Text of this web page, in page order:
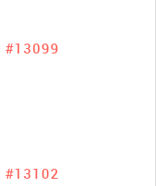
#13099
#13102